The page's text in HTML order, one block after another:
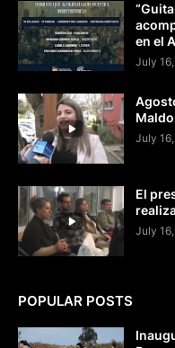
en el
July
July
El
July
POPULAR POSTS